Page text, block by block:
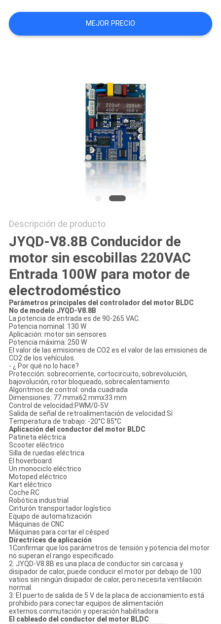
TODOS
LOS
CASOS
DE
PRIVACIDAD
MEJOR PRECIO
Descripción de producto
JYQD-V8.8B Conducidor de
motor sin escobillas 220VAC
Entrada 100W para motor de
electrodoméstico
Parámetros principales del controlador del motor BLDC
No de modelo JYQD-V8.8B
La potencia de entrada es de 90-265 VAC.
Potencia nominal: 130 W
Aplicación: motor sin sensores
Potencia máxima: 250 W
El valor de las emisiones de CO2 es el valor de las emisiones de
CO2 de los vehículos.
- ¿ Por qué no lo hace?
Protección: sobrecorriente, cortocircuito, sobrevolución,
bajovolución, rotor bloqueado, sobrecalentamiento
Algoritmos de control: onda cuadrada
Dimensiones: 77 mmx62 mmx33 mm
Control de velocidad:PWM/0-5V
Salida de señal de retroalimentación de velocidad:Sí
Temperatura de trabajo: -20°C 85°C
Aplicación del conductor del motor BLDC
Patineta eléctrica
Scooter eléctrico
Silla de ruedas eléctrica
El hoverboard
Un monociclo eléctrico
Motoped eléctrico
Kart eléctrico
Coche RC
Robótica industrial
Cinturón transportador logístico
Equipo de automatización
Máquinas de CNC
Máquinas para cortar el césped
Directrices de aplicación
1Confirmar que los parámetros de tensión y potencia del motor
no superan el rango especificado.
2. JYQD-V8.8B es una placa de conductor sin carcasa y
disipador de calor, puede conducir el motor por debajo de 100
vatios sin ningún disipador de calor, pero necesita ventilación
normal.
3. El puerto de salida de 5 V de la placa de accionamiento está
prohibido para conectar equipos de alimentación
externos.conmutación y operación habilitadora
El cableado del conductor del motor BLDC